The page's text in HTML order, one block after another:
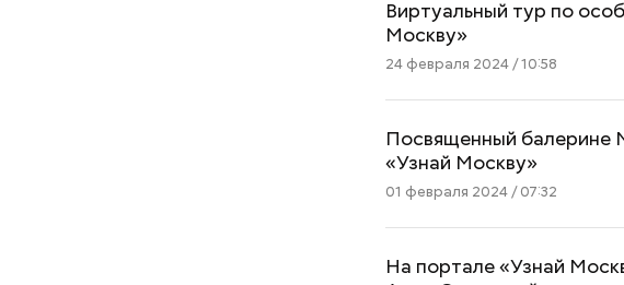
Виртуальный тур по
Москву»
24 февраля 2024 / 10:58
Посвященный балерине
«Узнай Москву»
01 февраля 2024 / 07:32
На портале «Узнай